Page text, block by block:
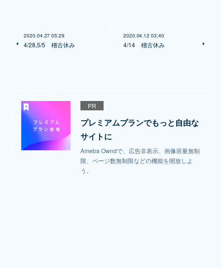
2020.04.27 05:29
4/28,5/5 稽古休み
2020.04.12 03:40
4/14 稽古休み
PR
プレミアムプランでもっと自由な
サイトに
Ameba Owndで、広告非表示、画像容量無制
限、ページ数無制限などの機能を開放しよ
う。